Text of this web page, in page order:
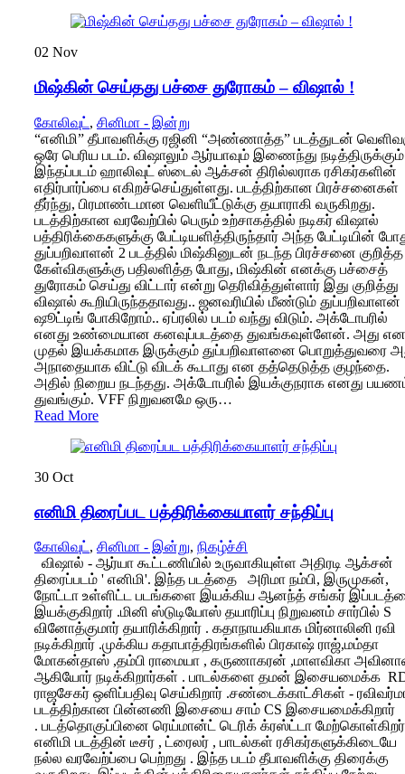
02 Nov
மிஷ்கின் செய்தது பச்சை துரோகம் – விஷால் !
கோலிவுட் , சினிமா - இன்று
“எனிமி” தீபாவளிக்கு ரஜினி “அண்ணாத்த” படத்துடன்
ஒரே பெரிய படம். விஷாலும் ஆர்யாவும் இணைந்து நடித்திருக்கும்
இந்தப்படம் ஹாலிவுட் ஸ்டைல் ஆக்சன் திரில்லராக ரசிகர்களின்
எதிர்பார்ப்பை எகிறச்செய்துள்ளது. படத்திற்கான பிரச்சனைகள்
தீர்ந்து, பிரமாண்டமான வெளியீட்டுக்கு தயாராகி வருகிறது.
படத்திற்கான வரவேற்பில் பெரும் உற்சாகத்தில் நடிகர் விஷால்
பத்திரிக்கைகளுக்கு பேட்டியளித்திருந்தார் அந்த பேட்டியின்
துப்பறிவாளன் 2 படத்தில் மிஷ்கினுடன் நடந்த பிரச்சனை குறித்த
கேள்விகளுக்கு பதிலளித்த போது, மிஷ்கின் எனக்கு பச்சைத்
துரோகம் செய்து விட்டார் என்று தெரிவித்துள்ளார் இது குறித்து
விஷால் கூறியிருந்ததாவது.. ஜனவரியில் மீண்டும் துப்பறிவாளன்
ஷூட்டிங் போகிறோம்.. ஏப்ரலில் படம் வந்து விடும். அக்டோபரில்
எனது உண்மையான கனவுப்படத்தை துவங்கவுள்ளேன். அது
முதல் இயக்கமாக இருக்கும் துப்பறிவாளனை பொறுத்துவரை
அநாதையாக விட்டு விடக் கூடாது என தத்தெடுத்த குழந்தை.
அதில் நிறைய நடந்தது. அக்டோபரில் இயக்குநராக எனது
துவங்கும். VFF நிறுவனமே ஒரு…
Read More
30 Oct
எனிமி திரைப்பட பத்திரிக்கையாளர் சந்திப்பு
கோலிவுட் , சினிமா - இன்று, நிகழ்ச்சி
விஷால் - ஆர்யா கூட்டணியில் உருவாகியுள்ள அதிரடி ஆக்சன்
திரைப்படம் ' எனிமி'. இந்த படத்தை அரிமா நம்பி, இருமுகன்,
நோட்டா உள்ளிட்ட படங்களை இயக்கிய ஆனந்த் சங்கர்
இயக்குகிறார் .மினி ஸ்டுடியோஸ் தயாரிப்பு நிறுவனம் சார்பில் S
வினோத்குமார் தயாரிக்கிறார் . கதாநாயகியாக மிர்னாலினி ரவி
நடிக்கிறார் .முக்கிய கதாபாத்திரங்களில் பிரகாஷ் ராஜ்,மம்தா
மோகன்தாஸ் ,தம்பி ராமையா , கருணாகரன் ,மாளவிகா
ஆகியோர் நடிக்கிறார்கள் . பாடல்களை தமன் இசையமைக்க
ராஜசேகர் ஒளிப்பதிவு செய்கிறார் .சண்டைக்காட்சிகள் -
படத்திற்கான பின்னணி இசையை சாம் CS இசையமைக்கிறார்
. படத்தொகுப்பினை ரெய்மான்ட் டெரிக் க்ரஸ்ட்டா
எனிமி படத்தின் டீசர் , ட்ரைலர் , பாடல்கள் ரசிகர்களுக்கிடையே
நல்ல வரவேற்ப்பை பெற்றது . இந்த படம் தீபாவளிக்கு திரைக்கு